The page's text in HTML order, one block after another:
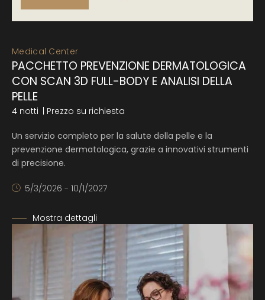
Medical Center
PACCHETTO PREVENZIONE DERMATOLOGICA
CON SCAN 3D FULL-BODY E ANALISI DELLA
PELLE
4 notti | Prezzo su richiesta
Un servizio completo per la salute della pelle e la
prevenzione dermatologica, grazie a innovativi strumenti
di precisione.
5/3/2026 - 10/1/2027
Mostra dettagli